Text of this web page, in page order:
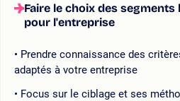
Faire le choix des
pour l'entreprise
Prendre connaissance des
adaptés à votre entreprise
Focus sur le ciblage et ses